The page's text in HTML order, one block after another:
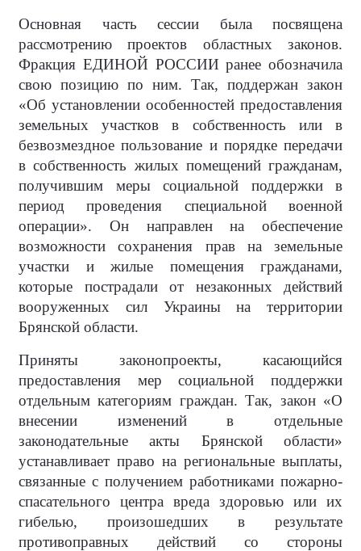
Основная часть сессии была посвящена
рассмотрению проектов областных законов.
Фракция ЕДИНОЙ РОССИИ ранее обозначила
свою позицию по ним. Так, поддержан закон
«Об установлении особенностей предоставления
земельных участков в собственность или в
безвозмездное пользование и порядке передачи
в собственность жилых помещений гражданам,
получившим меры социальной поддержки в
период проведения специальной военной
операции». Он направлен на обеспечение
возможности сохранения прав на земельные
участки и жилые помещения гражданами,
которые пострадали от незаконных действий
вооруженных сил Украины на территории
Брянской области.
Приняты законопроекты, касающийся
предоставления мер социальной поддержки
отдельным категориям граждан. Так, закон «О
внесении изменений в отдельные
законодательные акты Брянской области»
устанавливает право на региональные выплаты,
связанные с получением работниками пожарно-
спасательного центра вреда здоровью или их
гибелью, произошедших в результате
противоправных действий со стороны